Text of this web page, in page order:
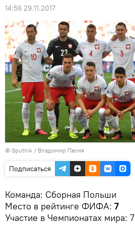
14:56 29.11.2017
© Sputnik / Владимир Песня
Подписаться
Команда: Сборная Польши
Место в рейтинге ФИФА: 7
Участие в Чемпионатах мира: 7